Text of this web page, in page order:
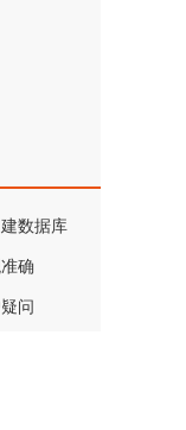
数据库
确
问